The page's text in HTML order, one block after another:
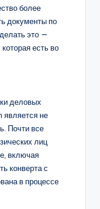
более
документы по
это —
есть во
деловых
является не
Почти все
лиц
включая
конверта с
в процессе